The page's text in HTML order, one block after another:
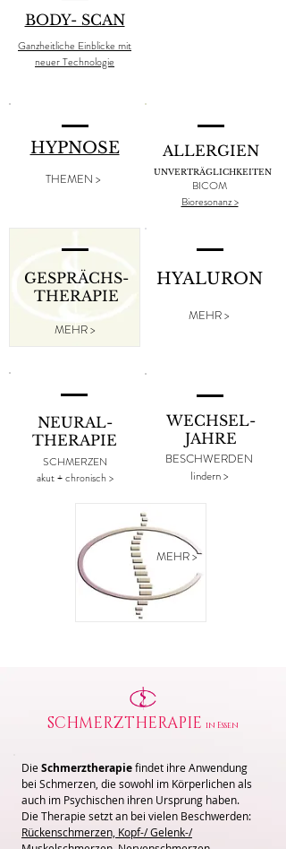
BODY- SCAN
Ganzheitliche Einblicke mit
neuer Technologie
HYPNOSE
THEMEN >
ALLERGIEN
UNVERTRÄGLICHKEITEN
BICOM
Bioresonanz >
MEHR >
GESPRÄCHS-
THERAPIE
HYALURON
MEHR >
NEURAL-
THERAPIE
SCHMERZEN
akut + chronisch >
WECHSEL-
JAHRE
BESCHWERDEN
lindern >
MEHR >
SCHMERZTHERAPIE in Essen
DieSchmerztherapiefindet ihre Anwendung
bei Schmerzen, die sowohl im Körperlichen als
auch im Psychischen ihren Ursprung haben.
Die Therapie setzt an bei vielen Beschwerden:
Rückenschmerzen, Kopf-/ Gelenk-/